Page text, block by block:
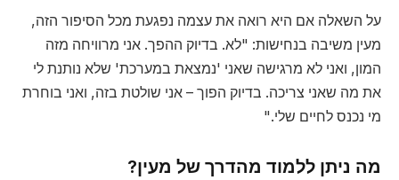
על השאלה אם היא רואה את עצמה נפגעת מכל הסיפור הזה,
מעין משיבה בנחישות: "לא. בדיוק ההפך. אני מרוויחה מזה
המון, ואני לא מרגישה שאני 'נמצאת במערכת' שלא נותנת לי
את מה שאני צריכה. בדיוק הפוך – אני שולטת בזה, ואני בוחרת
מי נכנס לחיים שלי."
מה ניתן ללמוד מהדרך של מעין?